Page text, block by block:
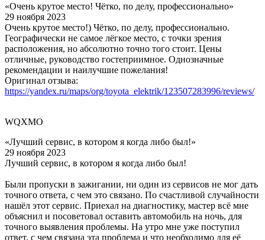
«Очень крутое место! Чётко, по делу, профессионально»
29 ноября 2023
Очень крутое место!) Чётко, по делу, профессионально.
Географически не самое лёгкое место, с точки зрения
расположения, но абсолютно точно того стоит. Цены
отличные, руководство гостеприимное. Однозначные
рекомендации и наилучшие пожелания!
Оригинал отзыва:
https://yandex.ru/maps/org/toyota_elektrik/123507283996/reviews/
WQXMO
«Лучший сервис, в котором я когда либо был!»
29 ноября 2023
Лучший сервис, в котором я когда либо был!
Были пропуски в зажигании, ни один из сервисов не мог дать
точного ответа, с чем это связано. По счастливой случайности
нашёл этот сервис. Приехал на диагностику, мастер всё мне
объяснил и посоветовал оставить автомобиль на ночь, для
точного выявления проблемы. На утро мне уже поступил
ответ, с чем связана эта проблема и что необходимо для её